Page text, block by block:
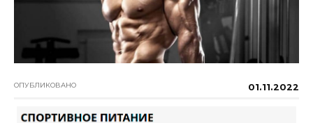
ОПУБЛИКОВАНО 01.11.2022